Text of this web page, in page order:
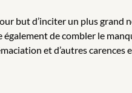
but d’inciter un plus
de combler le
et d’autres